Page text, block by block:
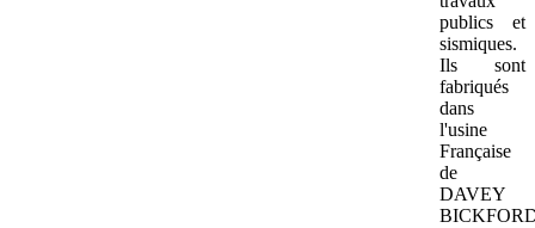
publics et
sismiques.
Ils sont
fabriqués
dans
l'usine
Française
de
DAVEY